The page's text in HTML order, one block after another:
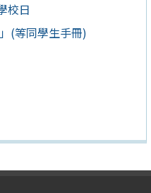
校日
(等同學生手冊)